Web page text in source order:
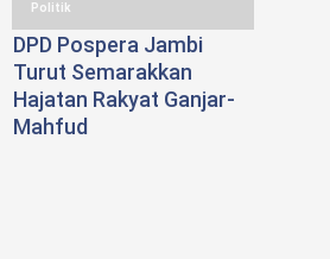
Politik
DPD Pospera Jambi
Turut Semarakkan
Hajatan Rakyat Ganjar-
Mahfud